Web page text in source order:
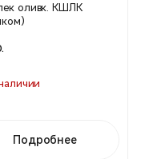
оливк. КШЛК
Подробнее